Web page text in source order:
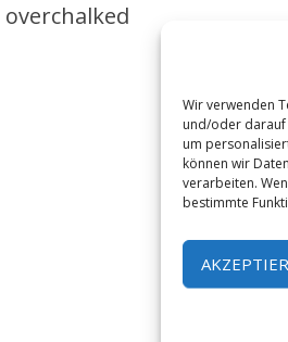
Wir verwenden
und/oder darauf
um
können wir
verarbeiten.
bestimmte
overchalked